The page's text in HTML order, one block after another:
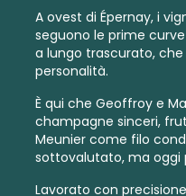
A ovest di Épernay, i
seguono le prime
a lungo trascurato,
personalità.
È qui che Geoffroy e
champagne sinceri,
Meunier come filo
sottovalutato, ma
Lavorato con